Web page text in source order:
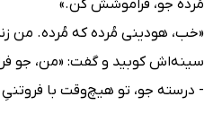
مُرده جو، فراموشش کن.»
«خب، هودینی مُرده که مُرده. من
سینه‌اش کوبید و گفت: «من، جو
- درسته جو، تو هیچ‌وقت با